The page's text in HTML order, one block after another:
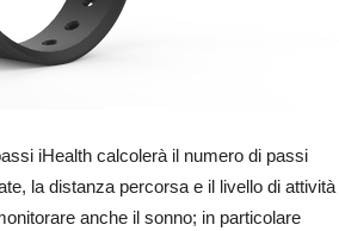
iHealth calcolerà il numero di passi
la distanza percorsa e il livello di attività
anche il sonno; in particolare